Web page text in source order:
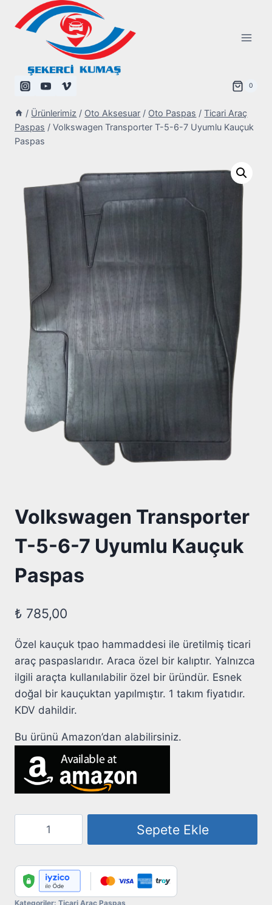
0
/ Ürünlerimiz / Oto Aksesuar / Oto Paspas / Ticari Araç
Paspas / Volkswagen Transporter T-5-6-7 Uyumlu Kauçuk
Paspas
Volkswagen Transporter
T-5-6-7 Uyumlu Kauçuk
Paspas
₺ 785,00
Özel kauçuk tpao hammaddesi ile üretilmiş ticari
araç paspaslarıdır. Araca özel bir kalıptır. Yalnızca
ilgili araçta kullanılabilir özel bir üründür. Esnek
doğal bir kauçuktan yapılmıştır. 1 takım fiyatıdır.
KDV dahildir.
Bu ürünü Amazon’dan alabilirsiniz.
5-
6-
Sepete Ekle
Kategoriler: Ticari Araç Paspas